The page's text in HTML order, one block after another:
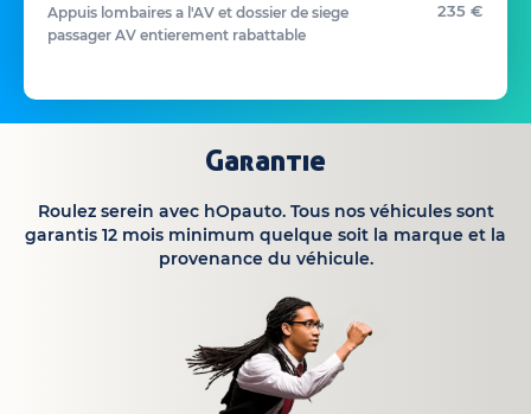
Appuis lombaires a l'AV et dossier de siege
passager AV entierement rabattable
235 €
Garantie
Roulez serein avec hOpauto. Tous nos véhicules sont
garantis 12 mois minimum quelque soit la marque et la
provenance du véhicule.